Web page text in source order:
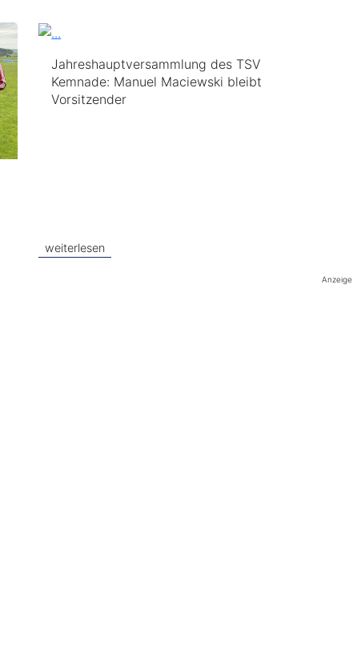
Jahreshauptversammlung des TSV
Kemnade: Manuel Maciewski bleibt
Vorsitzender
weiterlesen
Anzeige